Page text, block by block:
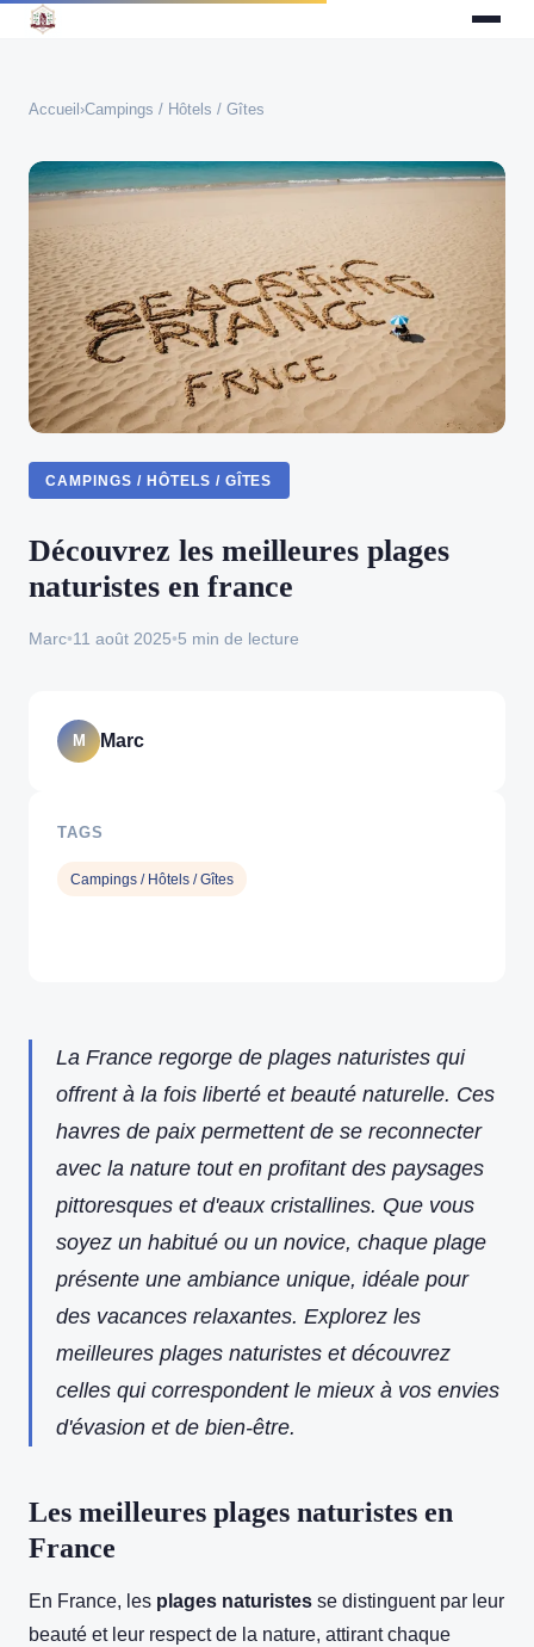
Accueil ›Campings / Hôtels / Gîtes
CAMPINGS / HÔTELS / GÎTES
Découvrez les meilleures plages
naturistes en france
Marc•11 août 2025•5 min de lecture
La France regorge de plages naturistes qui
offrent à la fois liberté et beauté naturelle. Ces
havres de paix permettent de se reconnecter
avec la nature tout en profitant des paysages
pittoresques et d'eaux cristallines. Que vous
soyez un habitué ou un novice, chaque plage
présente une ambiance unique, idéale pour
des vacances relaxantes. Explorez les
meilleures plages naturistes et découvrez
celles qui correspondent le mieux à vos envies
d'évasion et de bien-être.
Les meilleures plages naturistes en
France
En France, les plages naturistes se distinguent par leur
beauté et leur respect de la nature, attirant chaque
M Marc
TAGS
Campings / Hôtels / Gîtes